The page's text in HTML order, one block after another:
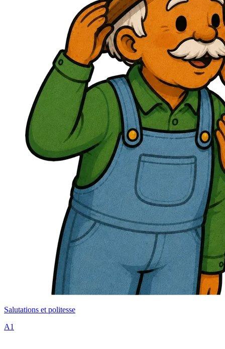
Salutations et politesse
A1